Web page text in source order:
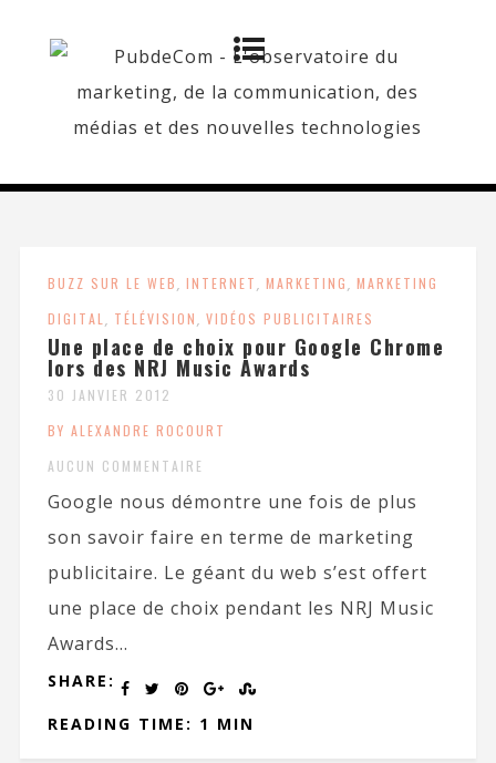
BUZZ SUR LE WEB, INTERNET, MARKETING, MARKETING
DIGITAL , TÉLÉVISION, VIDÉOS PUBLICITAIRES
Une place de choix pour Google Chrome
lors des NRJ Music Awards
30 JANVIER 2012
BY ALEXANDRE ROCOURT
AUCUN COMMENTAIRE
Google nous démontre une fois de plus
son savoir faire en terme de marketing
publicitaire. Le géant du web s’est offert
une place de choix pendant les NRJ Music
Awards...
SHARE:
READING TIME: 1 MIN